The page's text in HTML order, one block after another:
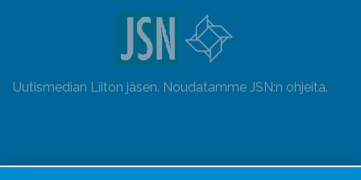
Uutismedian Liiton jäsen. Noudatamme JSN:n ohjeita.